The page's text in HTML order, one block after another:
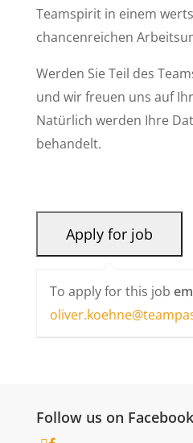
Teamspirit in einem
chancenreichen
Werden Sie Teil des
und wir freuen uns auf
Natürlich werden Ihre
behandelt.
To apply for this job
Follow us on